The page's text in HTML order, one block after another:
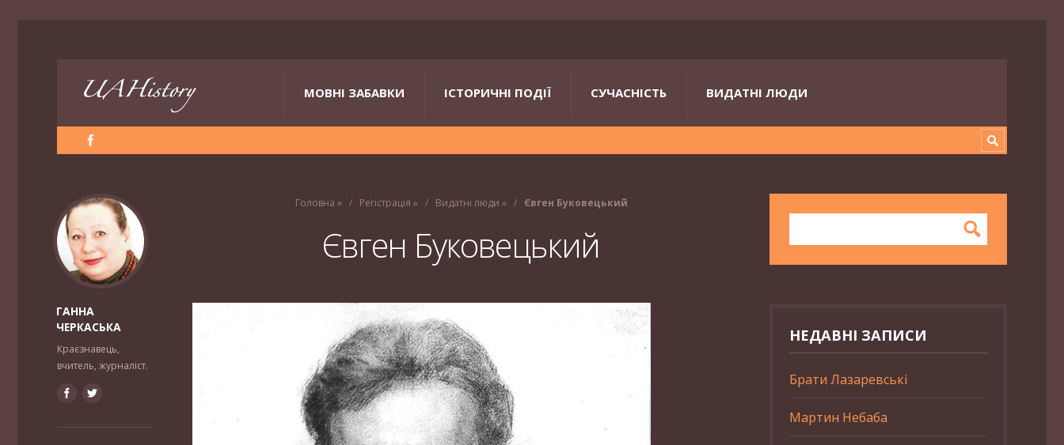
МОВНІ ЗАБАВКИ ІСТОРИЧНІ ПОДІЇ СУЧАСНІСТЬ ВИДАТНІ ЛЮДИ
Головна » Регістрація » Видатні люди » Євген Буковецький
Євген Буковецький
ГАННА
ЧЕРКАСЬКА
Краєзнавець,
вчитель, журналіст.
НЕДАВНІ ЗАПИСИ
Брати Лазаревські
Мартин Небаба